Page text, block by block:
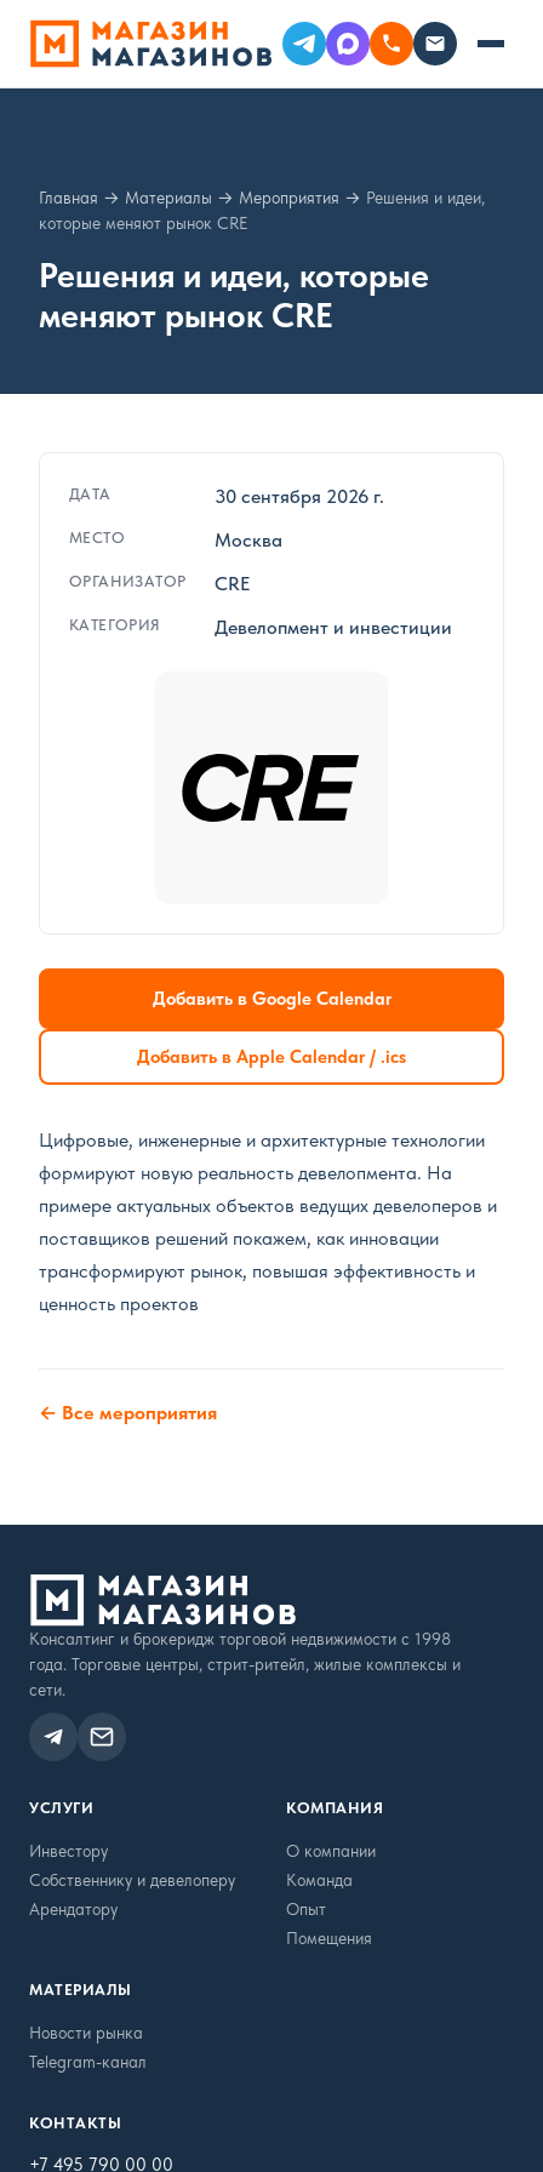
Главная → Материалы → Мероприятия → Решения и идеи,
которые меняют рынок CRE
Решения и идеи, которые
меняют рынок CRE
ДАТА 30 сентября 2026 г.
МЕСТО Москва
ОРГАНИЗАТОР CRE
КАТЕГОРИЯ Девелопмент и инвестиции
Добавить в Google Calendar
Добавить в Apple Calendar / .ics
Цифровые, инженерные и архитектурные технологии
формируют новую реальность девелопмента. На
примере актуальных объектов ведущих девелоперов и
поставщиков решений покажем, как инновации
трансформируют рынок, повышая эффективность и
ценность проектов
← Все мероприятия
Консалтинг и брокеридж торговой недвижимости с 1998
года. Торговые центры, стрит-ритейл, жилые комплексы и
сети.
УСЛУГИ
Инвестору
Собственнику и девелоперу
Арендатору
КОМПАНИЯ
О компании
Команда
Опыт
Помещения
МАТЕРИАЛЫ
Новости рынка
Telegram-канал
КОНТАКТЫ
+7 495 790 00 00